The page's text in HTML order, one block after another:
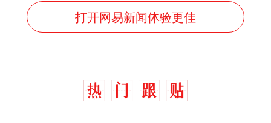
打开网易新闻体验更佳